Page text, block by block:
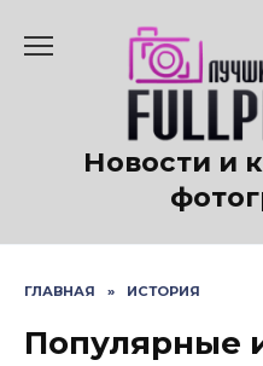
содержанию
Новости и
ГЛАВНАЯ » ИСТОРИЯ
Популярные